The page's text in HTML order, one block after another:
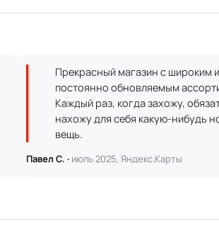
Прекрасный магазин с широким и
постоянно обновляемым
Каждый раз, когда захожу,
нахожу для себя какую-нибудь
вещь.
Павел С. · июль 2025, Яндекс.Карты